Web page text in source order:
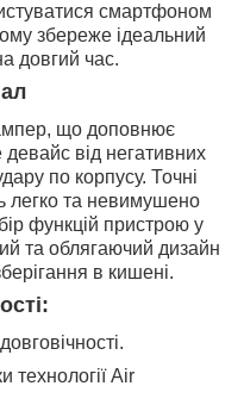
смартфоном
збереже ідеальний
довгий час.
що доповнює
від негативних
по корпусу. Точні
легко та невимушено
функцій пристрою у
та облягаючий дизайн
в кишені.
технології Air